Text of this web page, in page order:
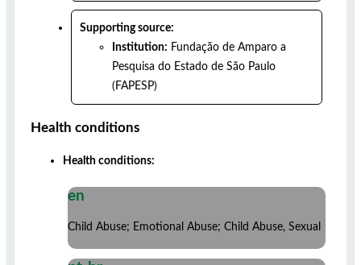
Supporting source:
Institution: Fundação de Amparo a
Pesquisa do Estado de São Paulo
(FAPESP)
Health conditions
Health conditions:
en
Child Abuse; Emotional Abuse; Child Abuse, Sexual